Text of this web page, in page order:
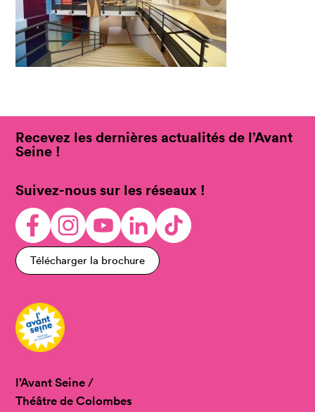
Recevez les dernières actualités de l’Avant
Seine !
Suivez-nous sur les réseaux !
Télécharger la brochure
l’Avant Seine /
Théâtre de Colombes